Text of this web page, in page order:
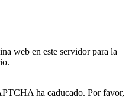
web en este servidor para la
ha caducado. Por favor,